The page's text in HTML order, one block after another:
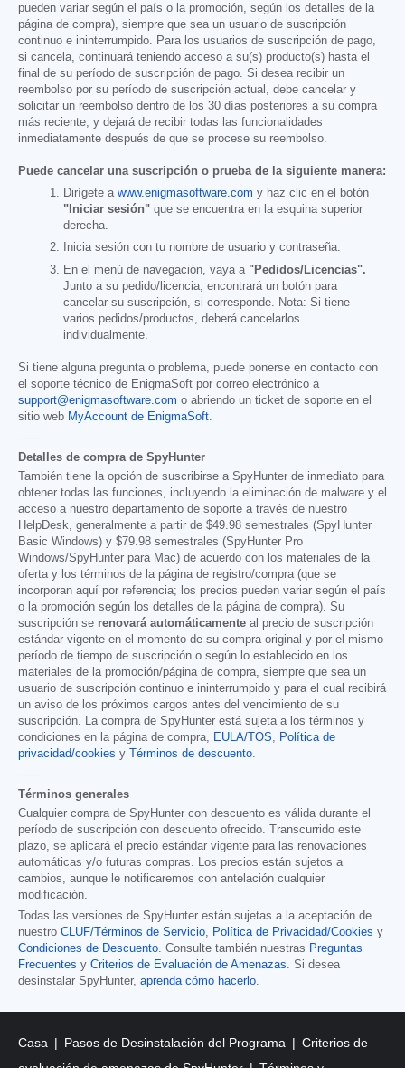
pueden variar según el país o la promoción, según los detalles de la
página de compra), siempre que sea un usuario de suscripción
continuo e ininterrumpido. Para los usuarios de suscripción de pago,
si cancela, continuará teniendo acceso a su(s) producto(s) hasta el
final de su período de suscripción de pago. Si desea recibir un
reembolso por su período de suscripción actual, debe cancelar y
solicitar un reembolso dentro de los 30 días posteriores a su compra
más reciente, y dejará de recibir todas las funcionalidades
inmediatamente después de que se procese su reembolso.
Puede cancelar una suscripción o prueba de la siguiente manera:
Dirígete a www.enigmasoftware.com y haz clic en el botón
"Iniciar sesión" que se encuentra en la esquina superior
derecha.
Inicia sesión con tu nombre de usuario y contraseña.
En el menú de navegación, vaya a "Pedidos/Licencias".
Junto a su pedido/licencia, encontrará un botón para
cancelar su suscripción, si corresponde. Nota: Si tiene
varios pedidos/productos, deberá cancelarlos
individualmente.
Si tiene alguna pregunta o problema, puede ponerse en contacto con
el soporte técnico de EnigmaSoft por correo electrónico a
support@enigmasoftware.com o abriendo un ticket de soporte en el
sitio web MyAccount de EnigmaSoft
------
Detalles de compra de SpyHunter
También tiene la opción de suscribirse a SpyHunter de inmediato para
obtener todas las funciones, incluyendo la eliminación de malware y el
acceso a nuestro departamento de soporte a través de nuestro
HelpDesk, generalmente a partir de $49.98 semestrales (SpyHunter
Basic Windows) y $79.98 semestrales (SpyHunter Pro
Windows/SpyHunter para Mac) de acuerdo con los materiales de la
oferta y los términos de la página de registro/compra (que se
incorporan aquí por referencia; los precios pueden variar según el país
o la promoción según los detalles de la página de compra). Su
suscripción se renovará automáticamente al precio de suscripción
estándar vigente en el momento de su compra original y por el mismo
período de tiempo de suscripción o según lo establecido en los
materiales de la promoción/página de compra, siempre que sea un
usuario de suscripción continuo e ininterrumpido y para el cual recibirá
un aviso de los próximos cargos antes del vencimiento de su
suscripción. La compra de SpyHunter está sujeta a los términos y
condiciones en la página de compra,
EULA/TOS
Política de
privacidad/cookies y Términos de descuento
------
Términos generales
Cualquier compra de SpyHunter con descuento es válida durante el
período de suscripción con descuento ofrecido. Transcurrido este
plazo, se aplicará el precio estándar vigente para las renovaciones
automáticas y/o futuras compras. Los precios están sujetos a
cambios, aunque le notificaremos con antelación cualquier
modificación.
Todas las versiones de SpyHunter están sujetas a la aceptación de
nuestro CLUF/Términos de Servicio Política de Privacidad/Cookies y
Condiciones de Descuento . Consulte también nuestras Preguntas
Frecuentes y Criterios de Evaluación de Amenazas . Si desea
desinstalar SpyHunter, aprenda cómo hacerlo
Casa Pasos de Desinstalación del Programa
Criterios de